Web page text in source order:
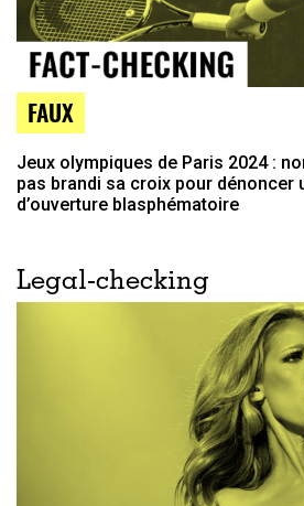
FAUX
Jeux olympiques de Paris 2024 :
pas brandi sa croix pour dénoncer
d’ouverture blasphématoire
Legal-checking